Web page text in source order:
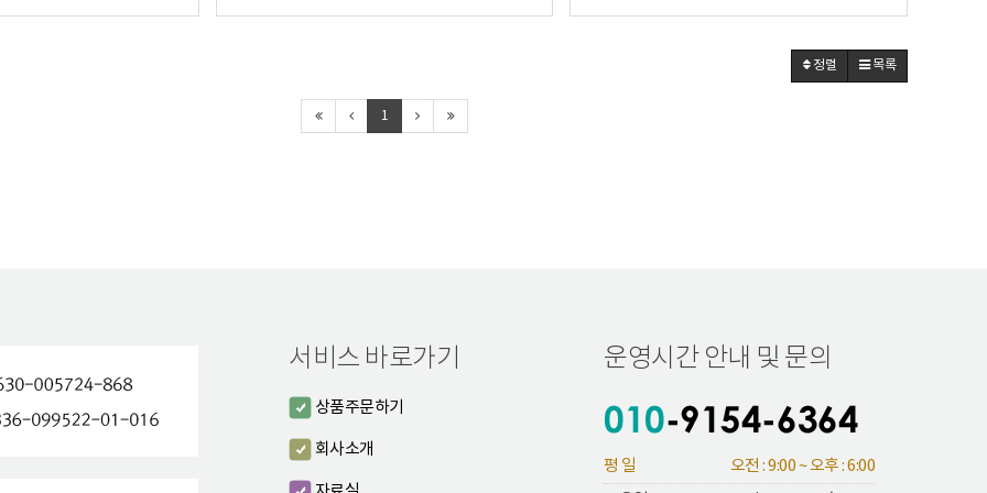
정렬 목록
1
서비스 바로가기
상품주문하기
회사소개
운영시간 안내 및 문의
평 일
오전 : 9:00 ~ 오후 : 6:00